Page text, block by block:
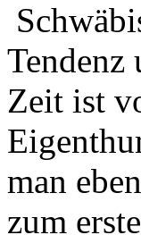
Tendenz
Zeit ist
man
zum